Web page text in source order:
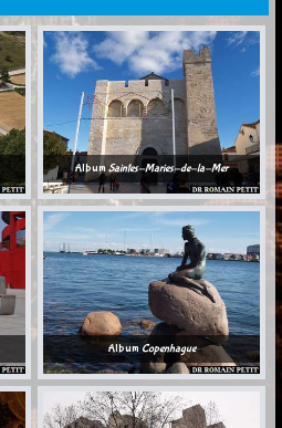
Album Saintes-Maries-de-la-Mer
Album Copenhague